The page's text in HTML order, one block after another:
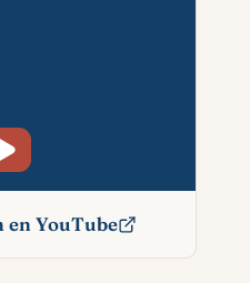
en YouTube